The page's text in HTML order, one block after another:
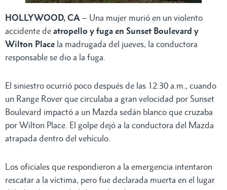
HOLLYWOOD, CA – Una mujer murió en un violento
accidente de atropello y fuga en Sunset Boulevard y
Wilton Place la madrugada del jueves, la conductora
responsable se dio a la fuga.
El siniestro ocurrió poco después de las 12:30 a.m., cuando
un Range Rover que circulaba a gran velocidad por Sunset
Boulevard impactó a un Mazda sedán blanco que cruzaba
por Wilton Place. El golpe dejó a la conductora del Mazda
atrapada dentro del vehículo.
Los oficiales que respondieron a la emergencia intentaron
rescatar a la víctima, pero fue declarada muerta en el lugar